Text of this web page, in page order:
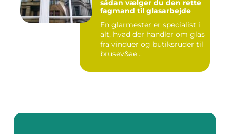
sådan vælger du den rette
fagmand til glasarbejde
En glarmester er specialist i
alt, hvad der handler om glas
fra vinduer og butiksruder til
brusev&ae...